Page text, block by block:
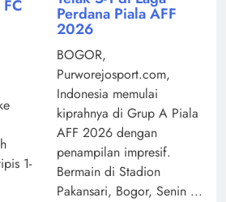
1-
Perdana Piala AFF
2026
BOGOR,
Purworejosport.com,
Indonesia memulai
kiprahnya di Grup A Piala
AFF 2026 dengan
penampilan impresif.
Bermain di Stadion
Pakansari, Bogor, Senin ...